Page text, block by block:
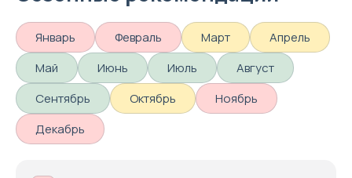
Январь Февраль Март
Апрель
Май
Июнь Июль
Август
Сентябрь
Октябрь
Ноябрь
Декабрь